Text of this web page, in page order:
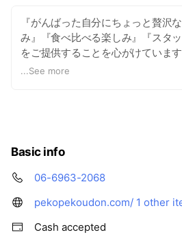
『がんばった自分にちょっと贅沢
み』『食べ比べる楽しみ』『スタ
をご提供することを心がけていま
っぱい集まるお店を目指し『笑顔
...See more
Basic info
06-6963-2068
pekopekoudon.com/ 1 other
Cash accepted